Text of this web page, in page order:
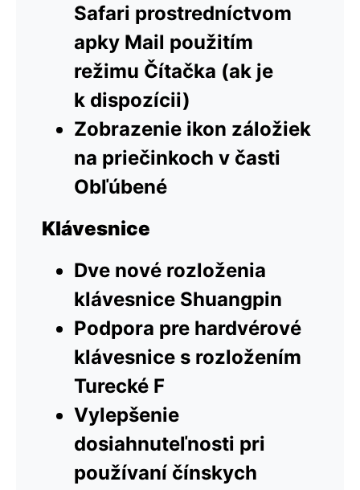
Safari prostredníctvom
apky Mail použitím
režimu Čítačka (ak je
k dispozícii)
Zobrazenie ikon záložiek
na priečinkoch v časti
Obľúbené
Klávesnice
Dve nové rozloženia
klávesnice Shuangpin
Podpora pre hardvérové
klávesnice s rozložením
Turecké F
Vylepšenie
dosiahnuteľnosti pri
používaní čínskych